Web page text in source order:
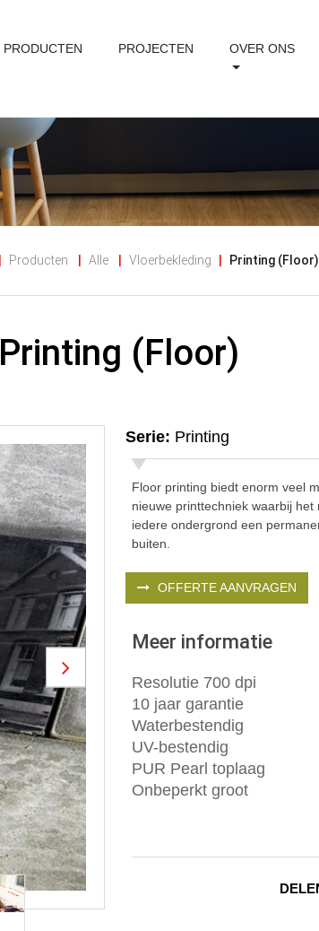
PRODUCTEN PROJECTEN OVER ONS
Producten Alle Vloerbekleding Printing (Floor)
Printing (Floor)
Next
Serie: Printing
Floor printing biedt enorm veel
nieuwe printtechniek waarbij
iedere ondergrond een
buiten.
OFFERTE AANVRAGEN
Meer informatie
Resolutie 700 dpi
10 jaar garantie
Waterbestendig
UV-bestendig
PUR Pearl toplaag
Onbeperkt groot